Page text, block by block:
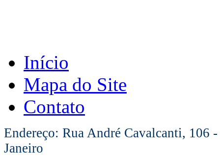
Início
Mapa do Site
Contato
Endereço: Rua André Cavalcanti, 106
Janeiro